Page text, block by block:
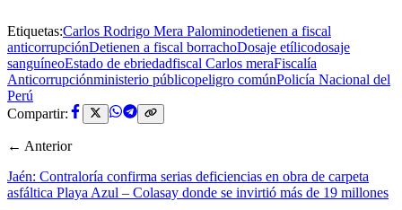
Etiquetas:Carlos Rodrigo Mera Palominodetienen a fiscal
anticorrupciónDetienen a fiscal borrachoDosaje etílicodosaje
sanguíneoEstado de ebriedadfiscal Carlos meraFiscalía
Anticorrupciónministerio públicopeligro comúnPolicía Nacional del
Perú
Compartir:
← Anterior
Jaén: Contraloría confirma serias deficiencias en obra de carpeta
asfáltica Playa Azul – Colasay donde se invirtió más de 19 millones